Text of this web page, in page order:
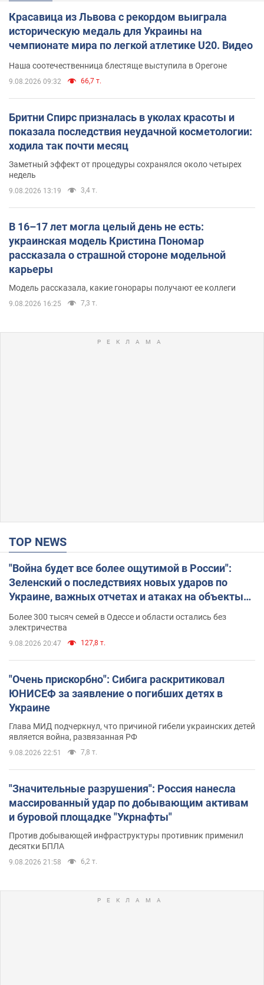
Красавица из Львова с рекордом выиграла
историческую медаль для Украины на
чемпионате мира по легкой атлетике U20. Видео
Наша соотечественница блестяще выступила в Орегоне
9.08.2026 09:32 66,7 т.
Бритни Спирс призналась в уколах красоты и
показала последствия неудачной косметологии:
ходила так почти месяц
Заметный эффект от процедуры сохранялся около четырех
недель
9.08.2026 13:19 3,4 т.
В 16–17 лет могла целый день не есть:
украинская модель Кристина Пономар
рассказала о страшной стороне модельной
карьеры
Модель рассказала, какие гонорары получают ее коллеги
9.08.2026 16:25 7,3 т.
TOP NEWS
"Война будет все более ощутимой в России":
Зеленский о последствиях новых ударов по
Украине, важных отчетах и атаках на объекты
противника. Видео
Более 300 тысяч семей в Одессе и области остались без
электричества
9.08.2026 20:47 127,8 т.
"Очень прискорбно": Сибига раскритиковал
ЮНИСЕФ за заявление о погибших детях в
Украине
Глава МИД подчеркнул, что причиной гибели украинских детей
является война, развязанная РФ
9.08.2026 22:51 7,8 т.
"Значительные разрушения": Россия нанесла
массированный удар по добывающим активам
и буровой площадке "Укрнафты"
Против добывающей инфраструктуры противник применил
десятки БПЛА
9.08.2026 21:58 6,2 т.